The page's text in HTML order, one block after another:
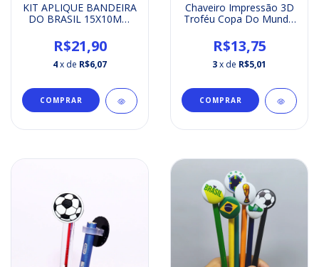
KIT APLIQUE BANDEIRA
DO BRASIL 15X10MM
COSTURA KIT-
ETIQUETA
EMBORRACHADA
R$21,90
4x de R$6,07
COMPRAR
Chaveiro Impressão 3D
Troféu Copa Do Mundo
R$13,75
3x de R$5,01
COMPRAR